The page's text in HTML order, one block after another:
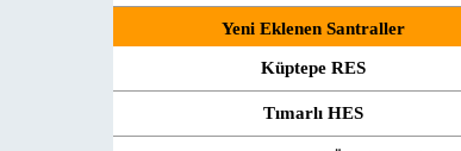
Yeni Eklenen Santraller
Küptepe RES
Tımarlı HES